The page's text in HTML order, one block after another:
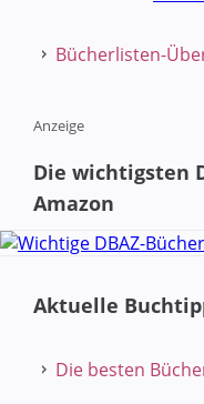
Bücherlisten-
Anzeige
Die wichtigsten
Amazon
Aktuelle
Die besten